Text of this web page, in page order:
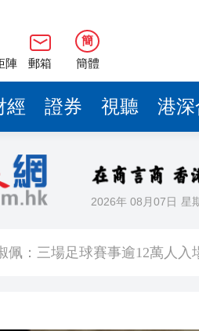
陣 郵箱
簡
簡體
經 證券 視聽 港
2026年 08月07日 星
佩：三場足球賽事逾12萬人入